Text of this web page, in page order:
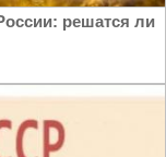
решатся ли